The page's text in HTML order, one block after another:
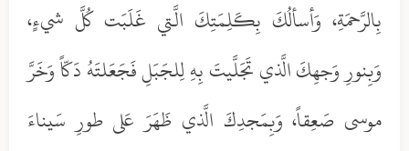
بِالرَّحمَةِ، وَأسألُكَ بِكَلِمَتِكَ الَّتي غَلَبَت كُلَّ شيءٍ،
وَبِنورِ وَجهِكَ الَّذي تَجَلَّيتَ بِهِ لِلجَبَلِ فَجَعَلتَهُ دَكّاً وَخَرَّ
موسى صَعِقاً، وَبِمَجدِكَ الَّذي ظَهَرَ عَلى طورِ سَيناءَ